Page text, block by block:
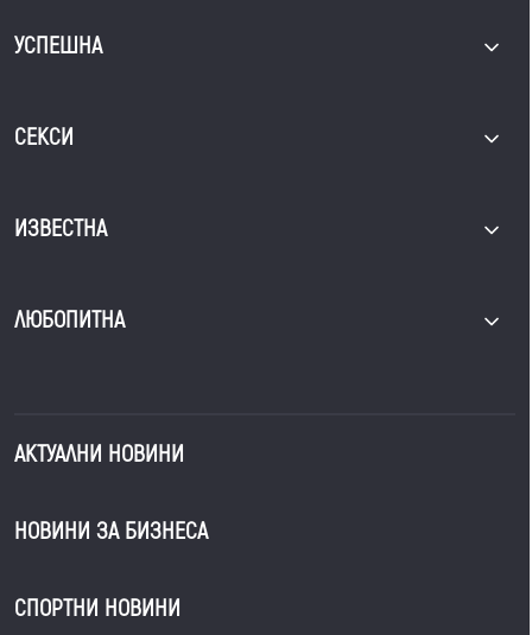
УСПЕШНА
СЕКСИ
ИЗВЕСТНА
ЛЮБОПИТНА
АКТУАЛНИ НОВИНИ
НОВИНИ ЗА БИЗНЕСА
СПОРТНИ НОВИНИ